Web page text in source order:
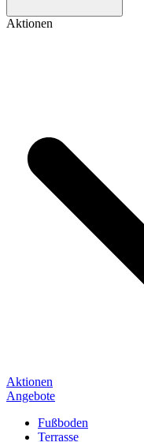
Aktionen
Aktionen
Angebote
Fußboden
Terrasse